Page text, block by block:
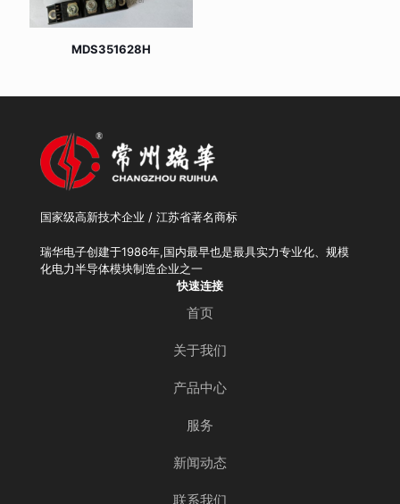
MDS351628H
国家级高新技术企业 / 江苏省著名商标
瑞华电子创建于1986年,国内最早也是最具实力专业化、规模
化电力半导体模块制造企业之一
快速连接
首页
关于我们
产品中心
服务
新闻动态
联系我们